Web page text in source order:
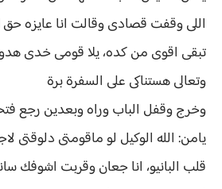
اللى وقفت قصادى وقالت انا عايزه
تبقى اقوى من كده، يلا قومى خدى
وتعالى هستناكى على السفرة برة
وخرج وقفل الباب وراه وبعدين رجع
يامن: الله الوكيل لو ماقومتى دلوقتى
قلب البانيو، انا جعان وقربت اشوفك